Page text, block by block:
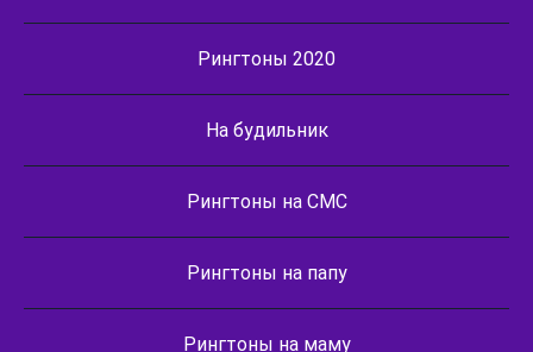
Рингтоны 2020
На будильник
Рингтоны на СМС
Рингтоны на папу
Рингтоны на маму